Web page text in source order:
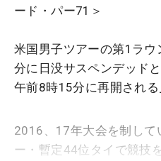
ード・パー71＞
米国男子ツアーの第1ラ
分に日没サスペンデッド
午前8時15分に再開される
2016、17年大会を制し
ー・暫定44位タイで競技